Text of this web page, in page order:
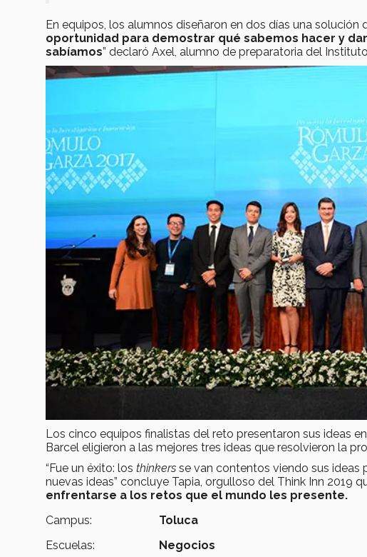
En equipos, los alumnos diseñaron en dos días una
oportunidad para demostrar qué sabemos hacer y
sabíamos” declaró Axel, alumno de preparatoria del
Los cinco equipos finalistas del reto presentaron sus ideas
Barcel eligieron a las mejores tres ideas que resolvieron la
“Fue un éxito: los thinkers se van contentos viendo sus ideas
nuevas ideas” concluye Tapia, orgulloso del Think Inn 2019
enfrentarse a los retos que el mundo les presente.
Campus:
Toluca
Escuelas:
Negocios